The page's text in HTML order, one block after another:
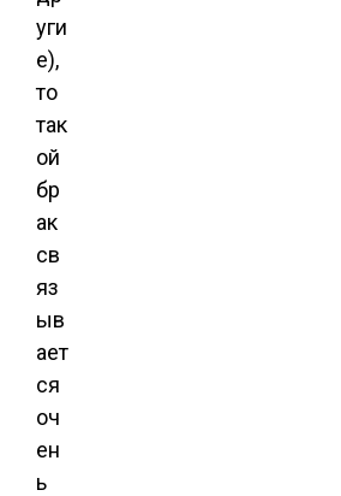
уги
е),
то
так
ой
бр
ак
св
яз
ыв
ает
ся
оч
ен
ь